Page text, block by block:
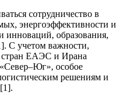
сотрудничество в
энергоэффективности и
инноваций, образования,
С учетом важности,
стран ЕАЭС и Ирана
особое
решениям и